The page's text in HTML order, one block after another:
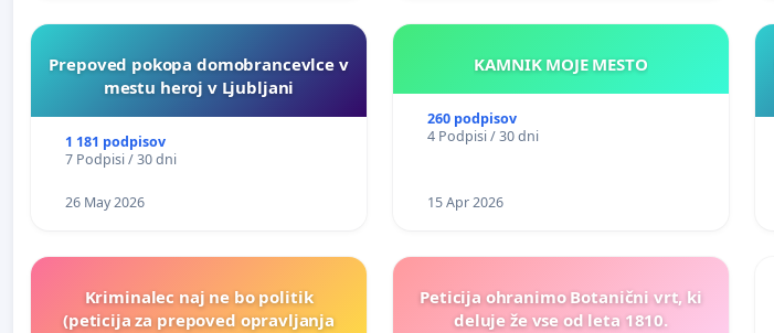
Prepoved pokopa domobrancevlce v
mestu heroj v Ljubljani
1 181 podpisov
7 Podpisi / 30 dni
26 May 2026
KAMNIK MOJE MESTO
260 podpisov
4 Podpisi / 30 dni
15 Apr 2026
Kriminalec naj ne bo politik
(peticija za prepoved opravljanja
Peticija ohranimo Botanični vrt, ki
deluje že vse od leta 1810.